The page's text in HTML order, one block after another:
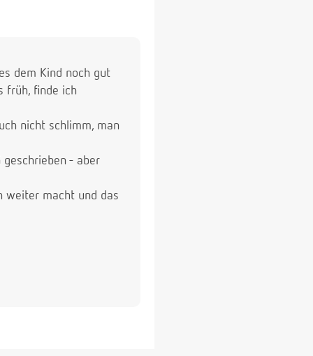
dem Kind noch gut
früh, finde ich
nicht schlimm, man
- aber
weiter macht und das